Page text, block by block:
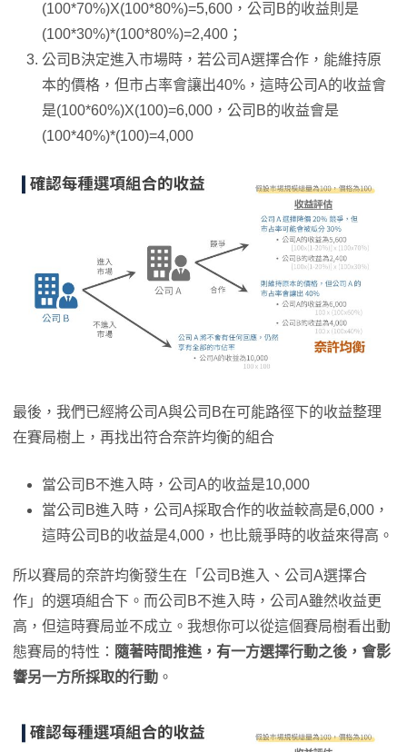
(100*70%)X(100*80%)=5,600，公司B的收益則是
(100*30%)*(100*80%)=2,400；
公司B決定進入市場時，若公司A選擇合作，能維持原
本的價格，但市占率會讓出40%，這時公司A的收益會
是(100*60%)X(100)=6,000，公司B的收益會是
(100*40%)*(100)=4,000
最後，我們已經將公司A與公司B在可能路徑下的收益整理
在賽局樹上，再找出符合奈許均衡的組合
當公司B不進入時，公司A的收益是10,000
當公司B進入時，公司A採取合作的收益較高是6,000，
這時公司B的收益是4,000，也比競爭時的收益來得高。
所以賽局的奈許均衡發生在「公司B進入、公司A選擇合
作」的選項組合下。而公司B不進入時，公司A雖然收益更
高，但這時賽局並不成立。我想你可以從這個賽局樹看出動
態賽局的特性： 隨著時間推進，有一方選擇行動之後，會影
響另一方所採取的行動 。